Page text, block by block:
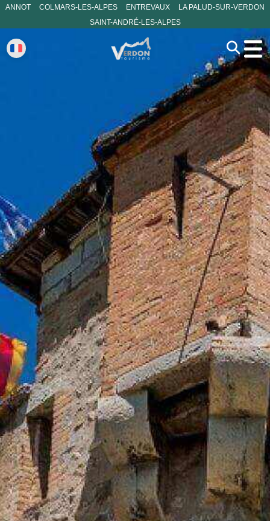
ANNOT COLMARS-LES-ALPES ENTREVAUX
LA PALUD-SUR-VERDON
SAINT-ANDRÉ-LES-ALPES